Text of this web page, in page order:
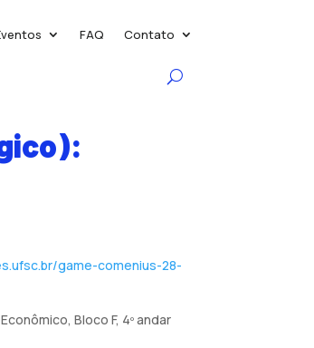
FAQ Contato
game-comenius-28-
Bloco F, 4º andar